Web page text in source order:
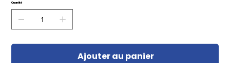
Quantité
Ajouter au panier